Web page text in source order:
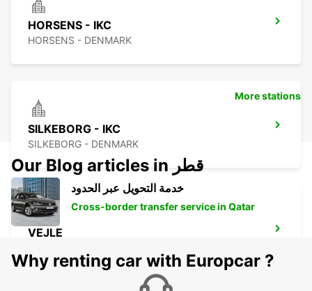
HORSENS - IKC
HORSENS - DENMARK
SILKEBORG - IKC
SILKEBORG - DENMARK
VEJLE
More stations
Our Blog articles in قطر
خدمة التحويل عبر الحدود
Cross-border transfer service in Qatar
Why renting car with Europcar ?